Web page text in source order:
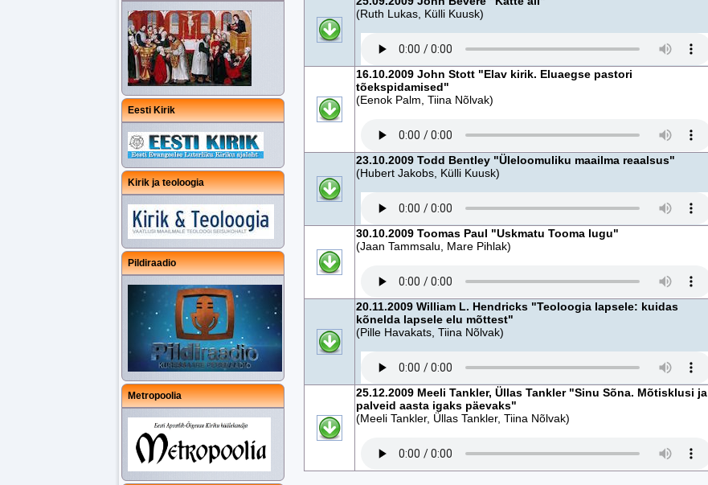
Eesti Kirik
Kirik ja teoloogia
Pildiraadio
Metropoolia
(Ruth Lukas, Külli Kuusk)
16.10.2009 John Stott "Elav kirik. Eluaegse pastori
tõekspidamised"
(Eenok Palm, Tiina Nõlvak)
23.10.2009 Todd Bentley "Üleloomuliku maailma reaalsus"
(Hubert Jakobs, Külli Kuusk)
30.10.2009 Toomas Paul "Uskmatu Tooma lugu"
(Jaan Tammsalu, Mare Pihlak)
20.11.2009 William L. Hendricks "Teoloogia lapsele: kuidas
kõnelda lapsele elu mõttest"
(Pille Havakats, Tiina Nõlvak)
25.12.2009 Meeli Tankler, Üllas Tankler "Sinu Sõna. Mõtisklusi ja
palveid aasta igaks päevaks"
(Meeli Tankler, Üllas Tankler, Tiina Nõlvak)